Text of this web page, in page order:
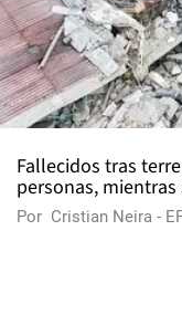
Fallecidos tras
personas,
Por Cristian Neira -